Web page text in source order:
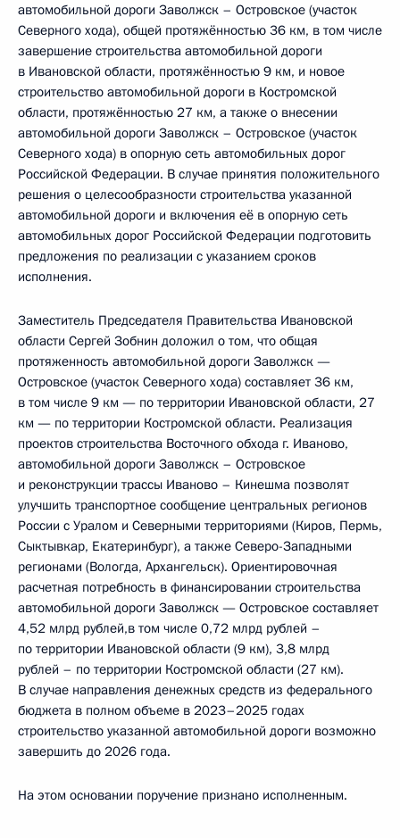
автомобильной дороги Заволжск – Островское (участок
Северного хода), общей протяжённостью 36 км, в том числе
завершение строительства автомобильной дороги
в Ивановской области, протяжённостью 9 км, и новое
строительство автомобильной дороги в Костромской
области, протяжённостью 27 км, а также о внесении
автомобильной дороги Заволжск – Островское (участок
Северного хода) в опорную сеть автомобильных дорог
Российской Федерации. В случае принятия положительного
решения о целесообразности строительства указанной
автомобильной дороги и включения её в опорную сеть
автомобильных дорог Российской Федерации подготовить
предложения по реализации с указанием сроков
исполнения.
Заместитель Председателя Правительства Ивановской
области Сергей Зобнин доложил о том, что общая
протяженность автомобильной дороги Заволжск —
Островское (участок Северного хода) составляет 36 км,
в том числе 9 км — по территории Ивановской области, 27
км — по территории Костромской области. Реализация
проектов строительства Восточного обхода г. Иваново,
автомобильной дороги Заволжск – Островское
и реконструкции трассы Иваново – Кинешма позволят
улучшить транспортное сообщение центральных регионов
России с Уралом и Северными территориями (Киров, Пермь,
Сыктывкар, Екатеринбург), а также Северо-Западными
регионами (Вологда, Архангельск). Ориентировочная
расчетная потребность в финансировании строительства
автомобильной дороги Заволжск — Островское составляет
4,52 млрд рублей,в том числе 0,72 млрд рублей –
по территории Ивановской области (9 км), 3,8 млрд
рублей – по территории Костромской области (27 км).
В случае направления денежных средств из федерального
бюджета в полном объеме в 2023–2025 годах
строительство указанной автомобильной дороги возможно
завершить до 2026 года.
На этом основании поручение признано исполненным.